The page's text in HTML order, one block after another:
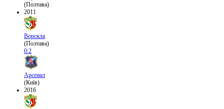
(Полтава)
2011
Ворскла
(Полтава)
0:2
Арсенал
(Київ)
2016